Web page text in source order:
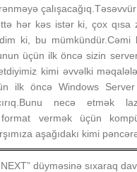
hər kəs istər ki, çox qısa
ki, bu
üçün ilk öncə sizin
kimi əvvəlki
ilk öncə Windows
necə etmək
format vermək üçün
aşağıdakı kimi pəncərə
düyməsinə sıxaraq